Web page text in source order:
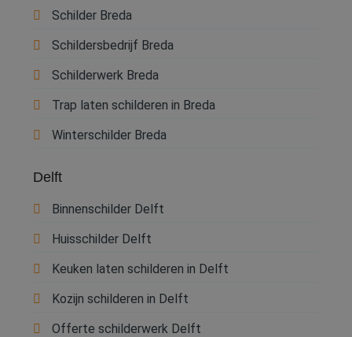
Schilder Breda
Schildersbedrijf Breda
Schilderwerk Breda
Trap laten schilderen in Breda
Winterschilder Breda
Delft
Binnenschilder Delft
Huisschilder Delft
Keuken laten schilderen in Delft
Kozijn schilderen in Delft
Offerte schilderwerk Delft